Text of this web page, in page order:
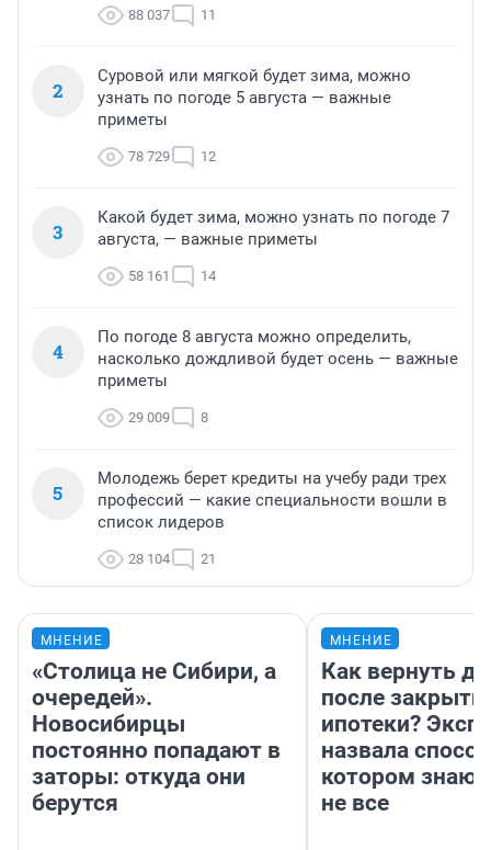
88 037 11
2
Суровой или мягкой будет зима, можно
узнать по погоде 5 августа — важные
приметы
78 729 12
3
Какой будет зима, можно узнать по погоде 7
августа, — важные приметы
58 161 14
4
По погоде 8 августа можно определить,
насколько дождливой будет осень — важные
приметы
29 009 8
5
Молодежь берет кредиты на учебу ради трех
профессий — какие специальности вошли в
список лидеров
28 104 21
МНЕНИЕ
«Столица не Сибири, а
очередей».
Новосибирцы
постоянно попадают в
заторы: откуда они
берутся
МНЕНИЕ
Как вернуть
после
ипотеки?
назвала
котором
не все